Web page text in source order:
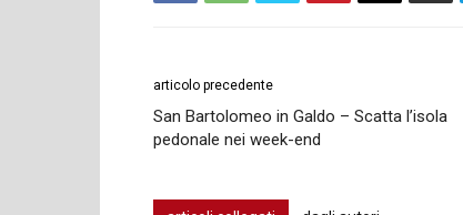
articolo precedente
San Bartolomeo in Galdo – Scatta l’isola
pedonale nei week-end